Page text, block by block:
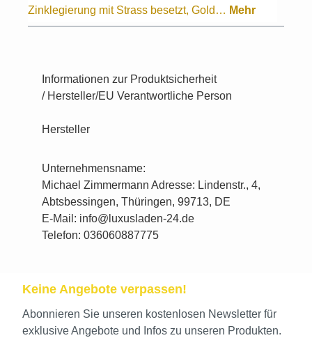
Zinklegierung mit Strass besetzt, Gold… Mehr
Informationen zur Produktsicherheit
/ Hersteller/EU Verantwortliche Person
Hersteller
Unternehmensname:
Michael Zimmermann Adresse: Lindenstr., 4,
Abtsbessingen, Thüringen, 99713, DE
E-Mail: info@luxusladen-24.de
Telefon: 036060887775
Keine Angebote verpassen!
Abonnieren Sie unseren kostenlosen Newsletter für
exklusive Angebote und Infos zu unseren Produkten.